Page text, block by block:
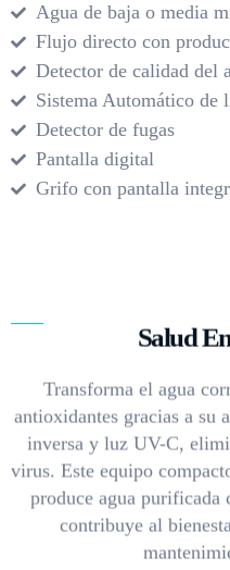
Agua de baja o media
Flujo directo con
Detector de calidad del
Sistema Automático de
Detector de fugas
Pantalla digital
Grifo con pantalla
Salud
Transforma el agua
antioxidantes gracias a su
inversa y luz UV-C,
virus. Este equipo
produce agua purificada
contribuye al